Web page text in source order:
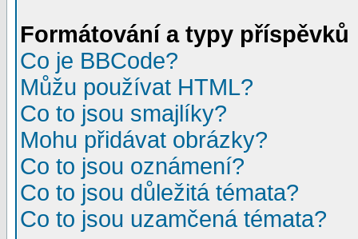
Formátování a typy příspěvků
Co je BBCode?
Můžu používat HTML?
Co to jsou smajlíky?
Mohu přidávat obrázky?
Co to jsou oznámení?
Co to jsou důležitá témata?
Co to jsou uzamčená témata?